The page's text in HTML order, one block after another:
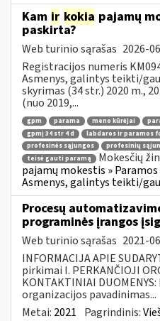
Kam ir kokia pajamų
paskirta?
Web turinio sąrašas 2026-
Registracijos numeris
Asmenys, galintys teikti/
skyrimas (34 str.) 2020 m.,
(nuo 2019,...
gpm parama meno kūrėjai
gpmį 34 str 4 d
labdaros ir paramos
profesinės sąjungos
profesinių
teisė gauti paramą
Mokesčių
pajamų mokestis »
Asmenys, galintys teikti/
Procesų
programinės įrangos
Web turinio sąrašas 2021-
INFORMACIJA APIE
pirkimai I. PERKANČIOJI
KONTAKTINIAI
organizacijos pavadinimas...
Metai: 2021 Pagrindinis: